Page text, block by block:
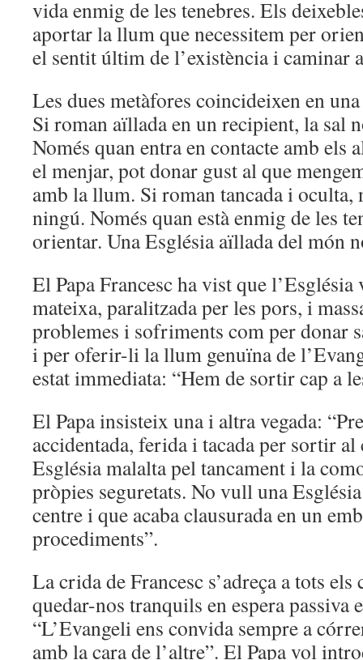
vida enmig de les tenebres. Els
aportar la llum que necessitem per
el sentit últim de l’existència i caminar
Les dues metàfores coincideixen en
Si roman aïllada en un recipient, la sal
Només quan entra en contacte amb els
el menjar, pot donar gust al que
amb la llum. Si roman tancada i
ningú. Només quan està enmig de les
orientar. Una Església aïllada del món
El Papa Francesc ha vist que
mateixa, paralitzada per les pors, i
problemes i sofriments com per donar
i per oferir-li la llum genuïna de
estat immediata: “Hem de sortir cap a
El Papa insisteix una i altra vegada:
accidentada, ferida i tacada per sortir al
Església malalta pel tancament i la
pròpies seguretats. No vull una
centre i que acaba clausurada en un
procediments”.
La crida de Francesc s’adreça a tots
quedar-nos tranquils en espera passiva
“L’Evangeli ens convida sempre a
amb la cara de l’altre”. El Papa vol